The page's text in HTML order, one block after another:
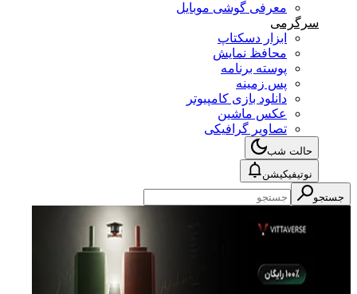
معرفی گوشی موبایل
سرگرمی
ابزار دسکتاپ
محافظ نمایش
پوسته برنامه
پس زمینه
دانلود بازی کامپیوتر
عکس ماشین
تصاویر گرافیکی
حالت شب
نوتیفیکیشن
جستجو